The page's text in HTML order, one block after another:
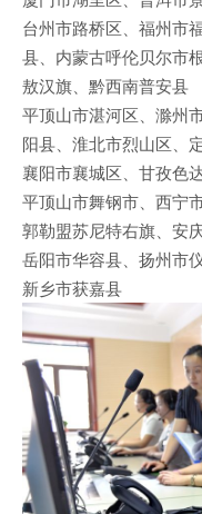
台州市路桥区、福州市
县、内蒙古呼伦贝尔市
敖汉旗、黔西南普安县
平顶山市湛河区、滁州
阳县、淮北市烈山区、
襄阳市襄城区、甘孜色
平顶山市舞钢市、西宁
郭勒盟苏尼特右旗、安
岳阳市华容县、扬州市
新乡市获嘉县